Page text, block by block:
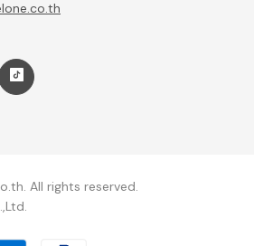
All rights reserved.